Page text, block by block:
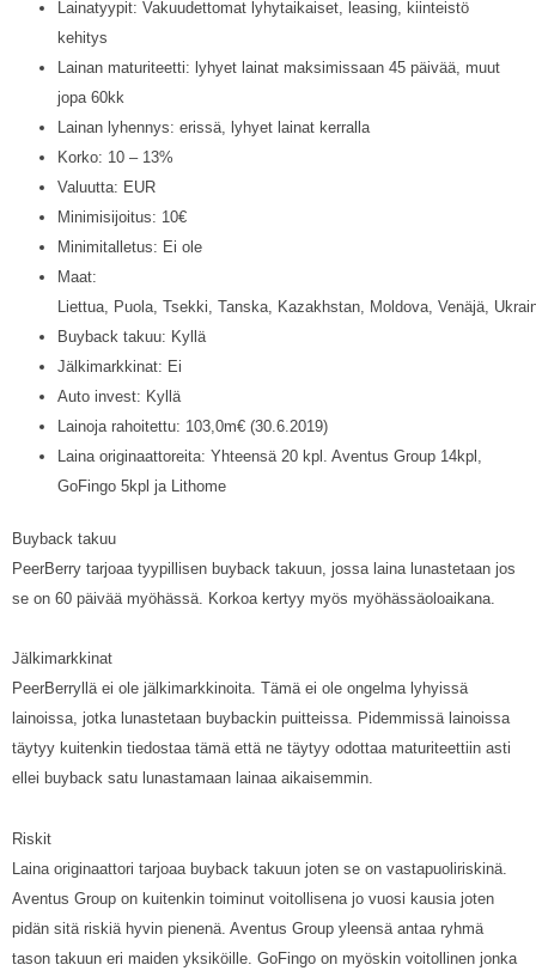
Lainatyypit: Vakuudettomat lyhytaikaiset, leasing, kiinteistö
kehitys
Lainan maturiteetti: lyhyet lainat maksimissaan 45 päivää, muut
jopa 60kk
Lainan lyhennys: erissä, lyhyet lainat kerralla
Korko: 10 – 13%
Valuutta: EUR
Minimisijoitus: 10€
Minimitalletus: Ei ole
Maat:
Liettua, Puola, Tsekki, Tanska, Kazakhstan, Moldova, Venäjä,
Buyback takuu: Kyllä
Jälkimarkkinat: Ei
Auto invest: Kyllä
Lainoja rahoitettu: 103,0m€ (30.6.2019)
Laina originaattoreita: Yhteensä 20 kpl. Aventus Group 14kpl,
GoFingo 5kpl ja Lithome
Buyback takuu
PeerBerry tarjoaa tyypillisen buyback takuun, jossa laina lunastetaan jos
se on 60 päivää myöhässä. Korkoa kertyy myös myöhässäoloaikana.
Jälkimarkkinat
PeerBerryllä ei ole jälkimarkkinoita. Tämä ei ole ongelma lyhyissä
lainoissa, jotka lunastetaan buybackin puitteissa. Pidemmissä lainoissa
täytyy kuitenkin tiedostaa tämä että ne täytyy odottaa maturiteettiin asti
ellei buyback satu lunastamaan lainaa aikaisemmin.
Riskit
Laina originaattori tarjoaa buyback takuun joten se on vastapuoliriskinä.
Aventus Group on kuitenkin toiminut voitollisena jo vuosi kausia joten
pidän sitä riskiä hyvin pienenä. Aventus Group yleensä antaa ryhmä
tason takuun eri maiden yksiköille. GoFingo on myöskin voitollinen jonka